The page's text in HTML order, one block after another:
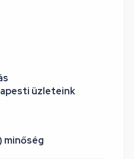
minőség
üzleteink